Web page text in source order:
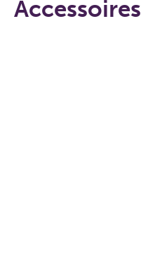
Accessoires